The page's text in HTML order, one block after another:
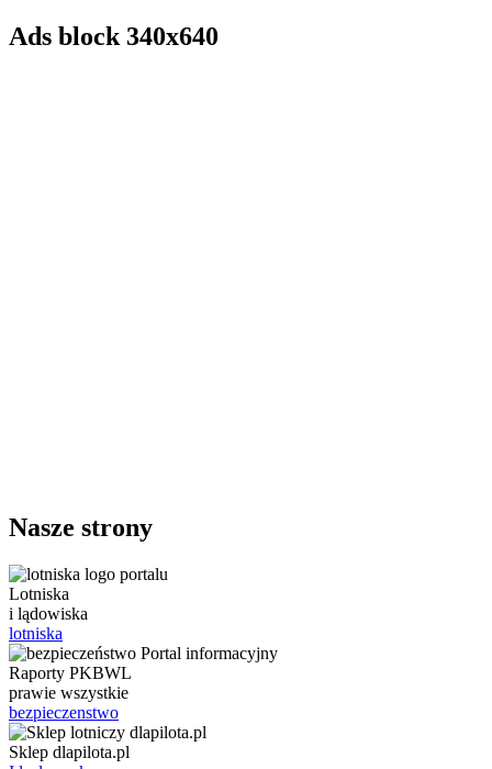
Ads block 340x640
Nasze strony
Lotniska
i lądowiska
lotniska
Raporty PKBWL
prawie wszystkie
bezpieczenstwo
Sklep dlapilota.pl